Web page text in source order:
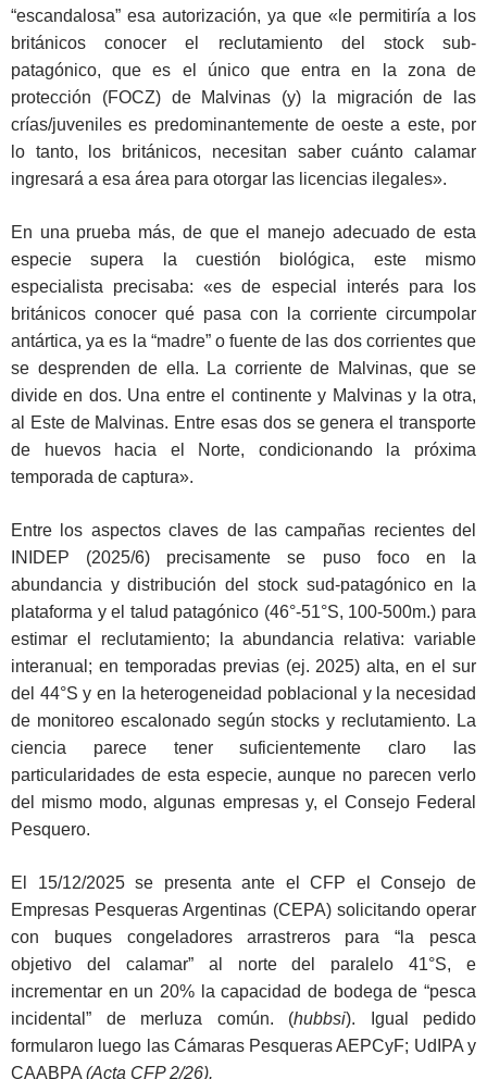
“escandalosa” esa autorización, ya que «le permitiría a los
británicos conocer el reclutamiento del stock sub-
patagónico, que es el único que entra en la zona de
protección (FOCZ) de Malvinas (y) la migración de las
crías/juveniles es predominantemente de oeste a este, por
lo tanto, los británicos, necesitan saber cuánto calamar
ingresará a esa área para otorgar las licencias ilegales».
En una prueba más, de que el manejo adecuado de esta
especie supera la cuestión biológica, este mismo
especialista precisaba: «es de especial interés para los
británicos conocer qué pasa con la corriente circumpolar
antártica, ya es la “madre” o fuente de las dos corrientes que
se desprenden de ella. La corriente de Malvinas, que se
divide en dos. Una entre el continente y Malvinas y la otra,
al Este de Malvinas. Entre esas dos se genera el transporte
de huevos hacia el Norte, condicionando la próxima
temporada de captura».
Entre los aspectos claves de las campañas recientes del
INIDEP (2025/6) precisamente se puso foco en la
abundancia y distribución del stock sud-patagónico en la
plataforma y el talud patagónico (46°-51°S, 100-500m.) para
estimar el reclutamiento; la abundancia relativa: variable
interanual; en temporadas previas (ej. 2025) alta, en el sur
del 44°S y en la heterogeneidad poblacional y la necesidad
de monitoreo escalonado según stocks y reclutamiento. La
ciencia parece tener suficientemente claro las
particularidades de esta especie, aunque no parecen verlo
del mismo modo, algunas empresas y, el Consejo Federal
Pesquero.
El 15/12/2025 se presenta ante el CFP el Consejo de
Empresas Pesqueras Argentinas (CEPA) solicitando operar
con buques congeladores arrastreros para “la pesca
objetivo del calamar” al norte del paralelo 41°S, e
incrementar en un 20% la capacidad de bodega de “pesca
incidental” de merluza común. (hubbsi). Igual pedido
formularon luego las Cámaras Pesqueras AEPCyF; UdIPA y
CAABPA (Acta CFP 2/26).